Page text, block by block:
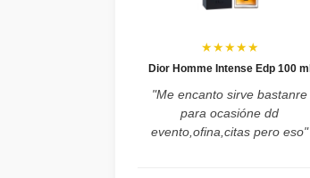
★★★★★
Dior Homme Intense Edp 100 ml
"Me encanto sirve bastanre
para ocasióne dd
evento,ofina,citas pero eso"